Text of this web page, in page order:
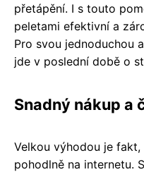
přetápění. I s touto
peletami efektivní a
Pro svou jednoduchou
jde v poslední době o
Snadný nákup a
Velkou výhodou je
pohodlně na internetu.